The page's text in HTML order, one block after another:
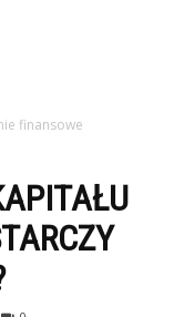
finansowe